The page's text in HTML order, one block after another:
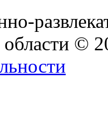
области ©